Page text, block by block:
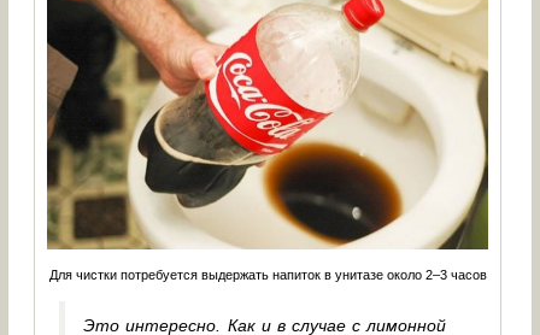
Для чистки потребуется выдержать напиток в унитазе около 2–3 часов
Это интересно. Как и в случае с лимонной